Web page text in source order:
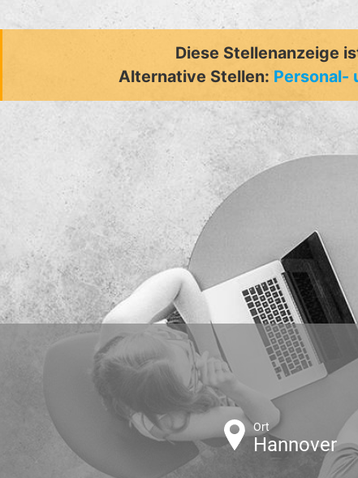
Diese Stellenanzeige
Alternative Stellen: Personal-
Ort
Hannover